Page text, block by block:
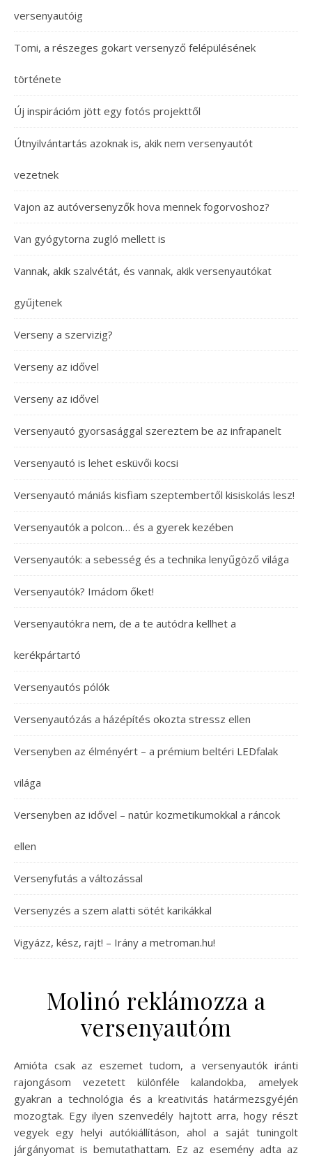
versenyautóig
Tomi, a részeges gokart versenyző felépülésének
története
Új inspirációm jött egy fotós projekttől
Útnyilvántartás azoknak is, akik nem versenyautót
vezetnek
Vajon az autóversenyzők hova mennek fogorvoshoz?
Van gyógytorna zugló mellett is
Vannak, akik szalvétát, és vannak, akik versenyautókat
gyűjtenek
Verseny a szervizig?
Verseny az idővel
Verseny az idővel
Versenyautó gyorsasággal szereztem be az infrapanelt
Versenyautó is lehet esküvői kocsi
Versenyautó mániás kisfiam szeptembertől kisiskolás lesz!
Versenyautók a polcon… és a gyerek kezében
Versenyautók: a sebesség és a technika lenyűgöző világa
Versenyautók? Imádom őket!
Versenyautókra nem, de a te autódra kellhet a
kerékpártartó
Versenyautós pólók
Versenyautózás a házépítés okozta stressz ellen
Versenyben az élményért – a prémium beltéri LEDfalak
világa
Versenyben az idővel – natúr kozmetikumokkal a ráncok
ellen
Versenyfutás a változással
Versenyzés a szem alatti sötét karikákkal
Vigyázz, kész, rajt! – Irány a metroman.hu!
Molinó reklámozza a
versenyautóm
Amióta csak az eszemet tudom, a versenyautók iránti
rajongásom vezetett különféle kalandokba, amelyek
gyakran a technológia és a kreativitás határmezsgyéjén
mozogtak. Egy ilyen szenvedély hajtott arra, hogy részt
vegyek egy helyi autókiállításon, ahol a saját tuningolt
járgányomat is bemutathattam. Ez az esemény adta az